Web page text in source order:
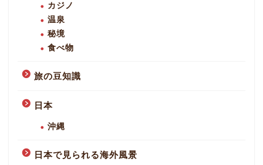
カジノ
温泉
秘境
食べ物
旅の豆知識
日本
沖縄
日本で見られる海外風景